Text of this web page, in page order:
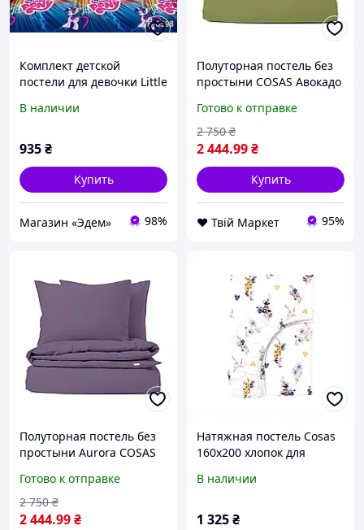
Комплект детской
постели для девочки Little
150х215, 150х220, 50x70-
В наличии
935₴
Купить
Магазин «Эдем» 98%
Полуторная постель без
простыни COSAS Авокадо
Готово к отправке
2 444.99₴
2 750 ₴
Купить
❤️ Твій Маркет 95%
Полуторная постель без
простыни Aurora COSAS
2026
Готово к отправке
2 444.99₴
2 750 ₴
Натяжная постель Cosas
160х200 хлопок для
87C62T45H2
В наличии
1 325₴